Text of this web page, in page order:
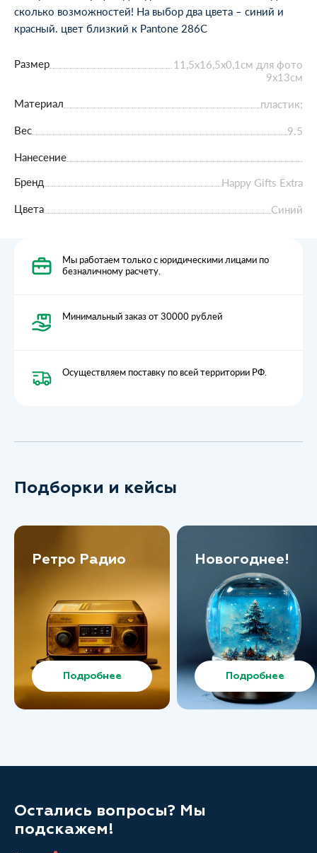
Мы работаем только с юридическими лицами по
безналичному расчету.
Минимальный заказ от 30000 рублей
Осуществляем поставку по всей территории РФ.
сколько возможностей! На выбор два цвета – синий и
красный. цвет близкий к Pantone 286C
Размер
11,5х16,5х0,1см для фото
9х13см
Материал
пластик;
Вес
9.5
Нанесение
Бренд
Happy Gifts Extra
Цвета
Синий
Подборки и кейсы
Ретро Радио
Подробнее
Новогоднее!
Подробнее
Остались вопросы? Мы
подскажем!